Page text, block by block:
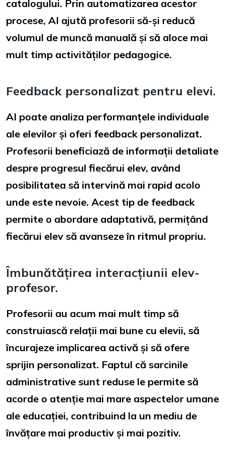
catalogului. Prin automatizarea acestor
procese, AI ajută profesorii să-și reducă
volumul de muncă manuală și să aloce mai
mult timp activităților pedagogice.
Feedback personalizat pentru elevi.
AI poate analiza performanțele individuale
ale elevilor și oferi feedback personalizat.
Profesorii beneficiază de informații detaliate
despre progresul fiecărui elev, având
posibilitatea să intervină mai rapid acolo
unde este nevoie. Acest tip de feedback
permite o abordare adaptativă, permițând
fiecărui elev să avanseze în ritmul propriu.
Îmbunătățirea interacțiunii elev-
profesor.
Profesorii au acum mai mult timp să
construiască relații mai bune cu elevii, să
încurajeze implicarea activă și să ofere
sprijin personalizat. Faptul că sarcinile
administrative sunt reduse le permite să
acorde o atenție mai mare aspectelor umane
ale educației, contribuind la un mediu de
învățare mai productiv și mai pozitiv.